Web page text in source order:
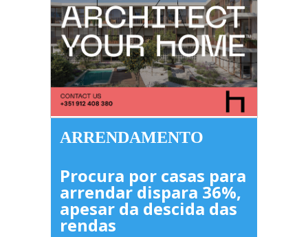
ARRENDAMENTO
Procura por casas para
arrendar dispara 36%,
apesar da descida das
rendas